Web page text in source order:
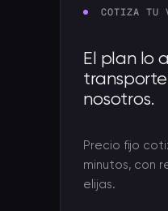
COTIZA TU
El plan lo
nosotros.
Precio fijo
minutos, con
elijas.